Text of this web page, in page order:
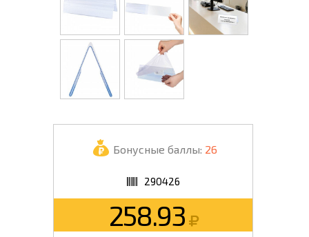
Бонусные баллы: 26
290426
258.93